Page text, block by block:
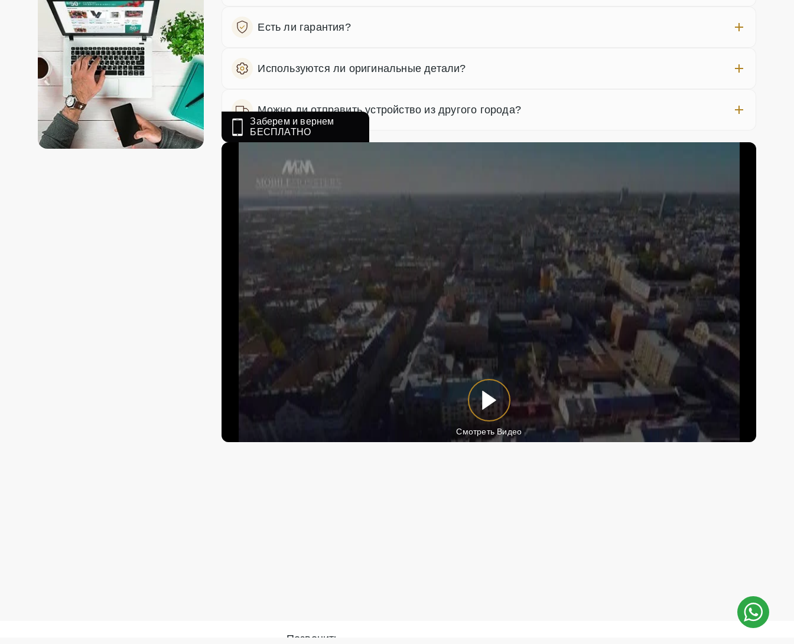
Есть ли гарантия?
Используются ли оригинальные детали?
Можно ли отправить устройство из другого города?
Заберем и вернем
БЕСПЛАТНО
Смотреть Видео
Позвонить